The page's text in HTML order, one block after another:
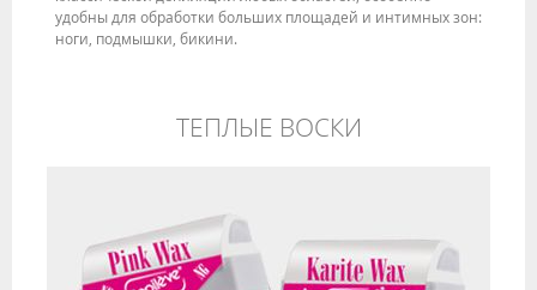
удобны для обработки больших площадей и интимных зон:
ноги, подмышки, бикини.
ТЕПЛЫЕ ВОСКИ